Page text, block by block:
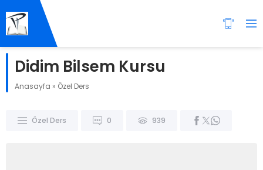
Didim Bilsem Kursu
Anasayfa » Özel Ders
Özel Ders 0 939